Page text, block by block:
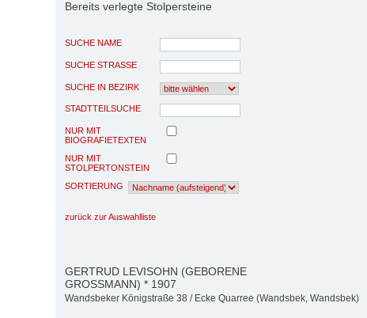
Bereits verlegte Stolpersteine
SUCHE NAME
SUCHE STRASSE
SUCHE IN BEZIRK
STADTTEILSUCHE
NUR MIT
BIOGRAFIETEXTEN
NUR MIT
STOLPERTONSTEIN
SORTIERUNG
zurück zur Auswahlliste
GERTRUD LEVISOHN (GEBORENE
GROSSMANN) * 1907
Wandsbeker Königstraße 38 / Ecke Quarree (Wandsbek, Wandsbek)